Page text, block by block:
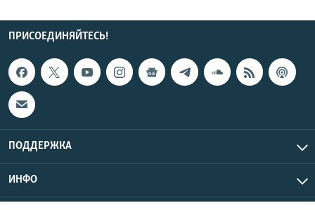
ПРИСОЕДИНЯЙТЕСЬ!
ПОДДЕРЖКА
ИНФО